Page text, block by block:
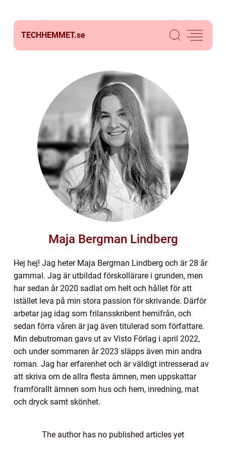
TECHHEMMET.se
Maja Bergman Lindberg
Hej hej! Jag heter Maja Bergman Lindberg och är 28 år
gammal. Jag är utbildad förskollärare i grunden, men
har sedan år 2020 sadlat om helt och hållet för att
istället leva på min stora passion för skrivande. Därför
arbetar jag idag som frilansskribent hemifrån, och
sedan förra våren är jag även titulerad som författare.
Min debutroman gavs ut av Visto Förlag i april 2022,
och under sommaren år 2023 släpps även min andra
roman. Jag har erfarenhet och är väldigt intresserad av
att skriva om de allra flesta ämnen, men uppskattar
framförallt ämnen som hus och hem, inredning, mat
och dryck samt skönhet.
The author has no published articles yet